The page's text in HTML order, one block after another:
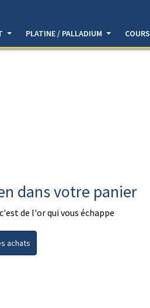
PLATINE / PALLADIUM COURS
dans votre panier
de l'or qui vous échappe
achats